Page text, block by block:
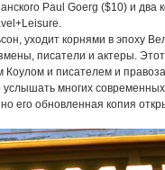
Paul Goerg ($10) и два
уходит корнями в эпоху
писатели и актеры.
Коулом и писателем и
многих
его обновленная копия